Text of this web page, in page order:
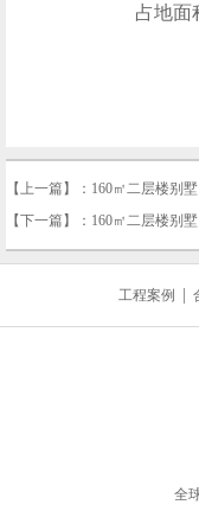
占地面
【上一篇】： 160㎡二层楼别墅
【下一篇】： 160㎡二层楼别墅
工程案例
全